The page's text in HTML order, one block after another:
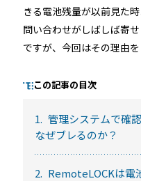
きる電池残量が以前見た
問い合わせがしばしば寄
ですが、今回はその理由を
この記事の目次
1. 管理システムで確
なぜブレるのか？
2. RemoteLOCKは電
ご質問
寄せられた